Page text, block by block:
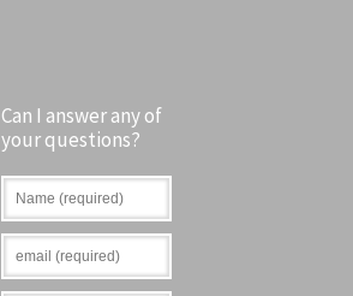
Can I answer any of
your questions?